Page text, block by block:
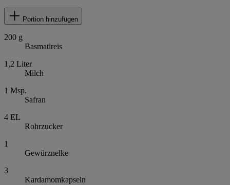
Portion hinzufügen
200 g
Basmatireis
1,2 Liter
Milch
1 Msp.
Safran
4 EL
Rohrzucker
1
Gewürznelke
3
Kardamomkapseln